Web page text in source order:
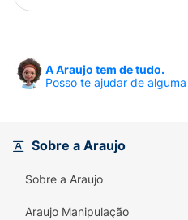
A Araujo tem de tudo.
Posso te ajudar de
Sobre a Araujo
Sobre a Araujo
Araujo Manipulação